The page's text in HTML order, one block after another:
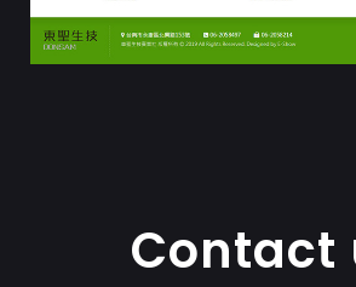
Contact